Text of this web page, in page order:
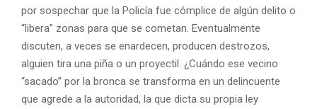
por sospechar que la Policía fue cómplice de algún delito o
“libera” zonas para que se cometan. Eventualmente
discuten, a veces se enardecen, producen destrozos,
alguien tira una piña o un proyectil. ¿Cuándo ese vecino
“sacado” por la bronca se transforma en un delincuente
que agrede a la autoridad, la que dicta su propia ley